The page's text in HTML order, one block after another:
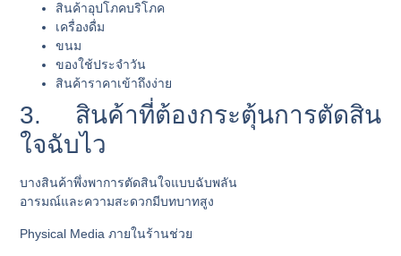
สินค้าอุปโภคบริโภค
เครื่องดื่ม
ขนม
ของใช้ประจำวัน
สินค้าราคาเข้าถึงง่าย
3. สินค้าที่ต้องกระตุ้นการตัดสิน
ใจฉับไว
บางสินค้าพึ่งพาการตัดสินใจแบบฉับพลัน
อารมณ์และความสะดวกมีบทบาทสูง
Physical Media ภายในร้านช่วย